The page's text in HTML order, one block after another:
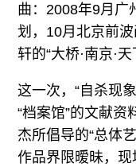
曲：2008年9月广
划，10月北京前
轩的“大桥·南京·天
这一次，“自杀现
“档案馆”的文献资
杰所倡导的“总体
作品界限暧昧，